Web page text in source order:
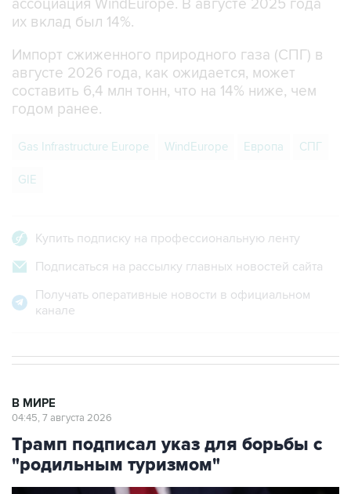
Импорт сжиженного природного газа (СПГ) в
составить 6,4 млн тонн, что на 14% ниже, чем
годом ранее.
Gas Infrastructure Europe
GIE
Подписаться на рассылку главных новостей сайта
Получать оперативные новости в официальном
Трамп подписал указ для борьбы с
"родильным туризмом"